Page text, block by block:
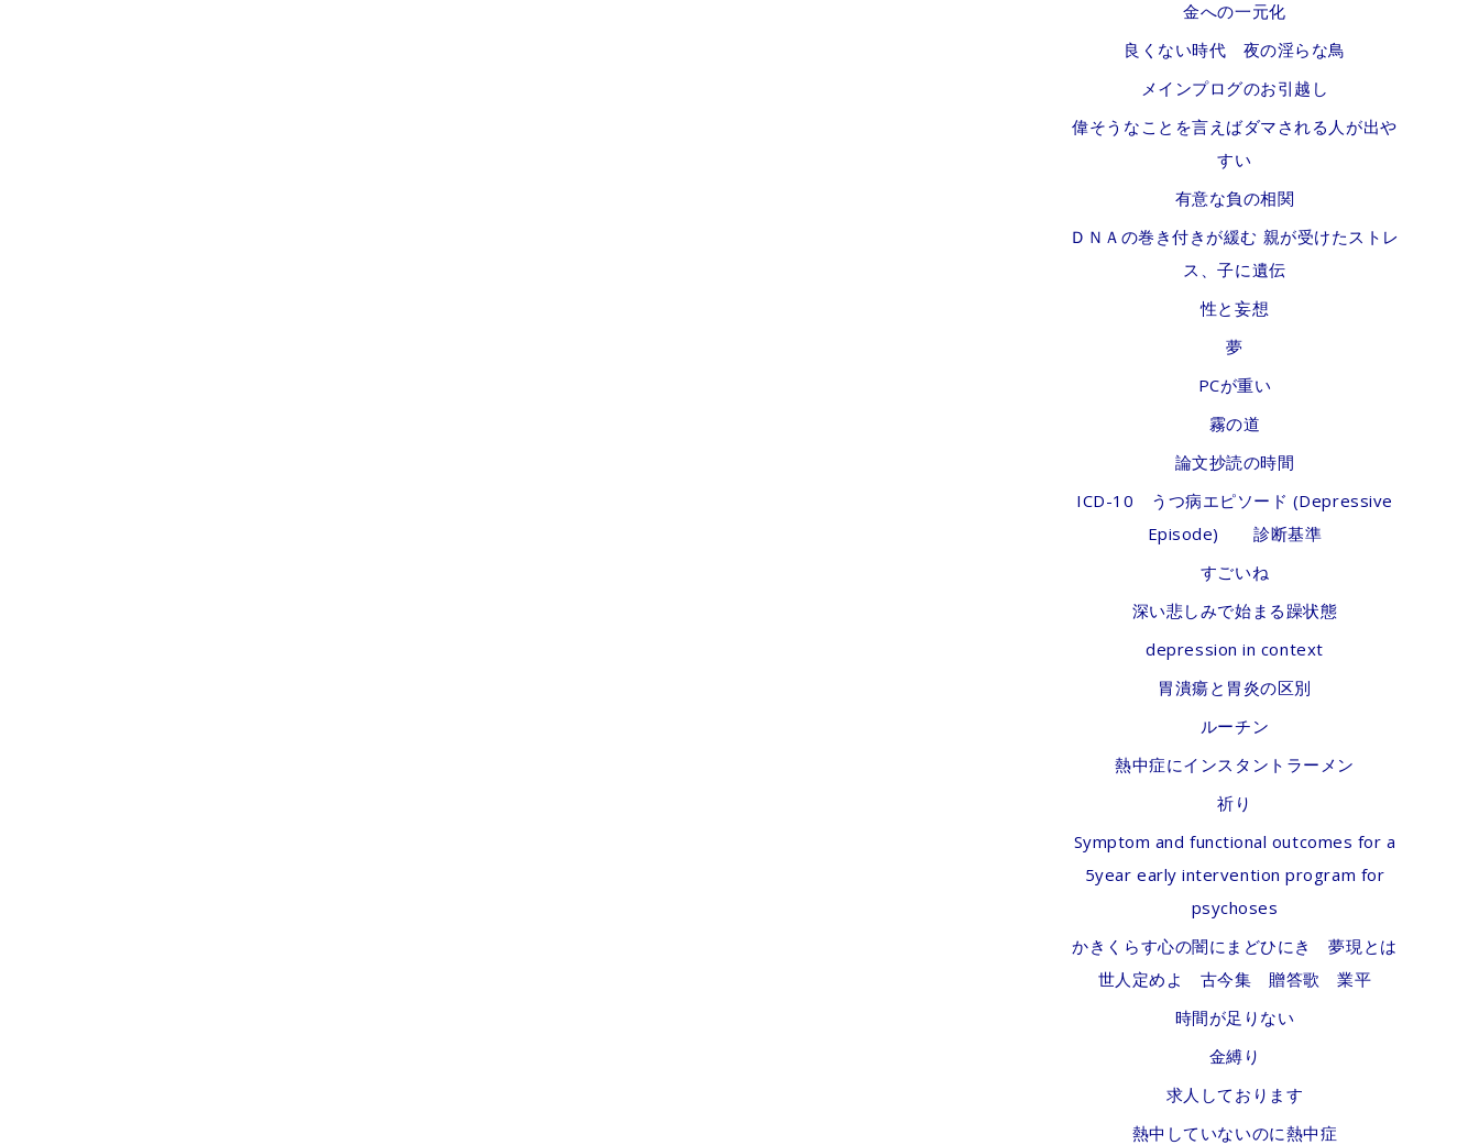
金への一元化
良くない時代 夜の淫らな鳥
メインプログのお引越し
偉そうなことを言えばダマされる人が出や
すい
有意な負の相関
ＤＮＡの巻き付きが緩む 親が受けたストレ
ス、子に遺伝
性と妄想
夢
PCが重い
霧の道
論文抄読の時間
ICD-10 うつ病エピソード (Depressive
Episode) 診断基準
すごいね
深い悲しみで始まる躁状態
depression in context
胃潰瘍と胃炎の区別
ルーチン
熱中症にインスタントラーメン
祈り
Symptom and functional outcomes for a
5year early intervention program for
psychoses
かきくらす心の闇にまどひにき 夢現とは
世人定めよ 古今集 贈答歌 業平
時間が足りない
金縛り
求人しております
熱中していないのに熱中症